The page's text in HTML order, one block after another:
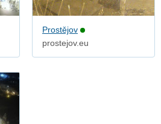
Prostějov
prostejov.eu